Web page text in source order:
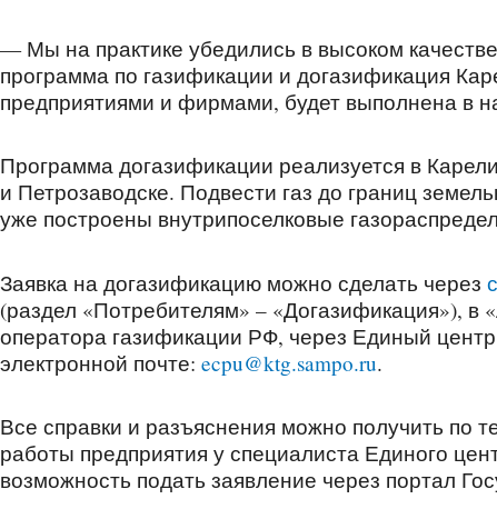
— Мы на практике убедились в высоком
программа по газификации и догазификация
предприятиями и фирмами, будет выполнена в
Программа догазификации реализуется в
и Петрозаводске. Подвести газ до границ
уже построены внутрипоселковые
Заявка на догазификацию можно сделать через
(раздел «Потребителям» – «Догазификация»),
оператора газификации РФ, через Единый
электронной почте: ecpu@ktg.sampo.ru.
Все справки и разъяснения можно получить по
работы предприятия у специалиста Единого
возможность подать заявление через портал